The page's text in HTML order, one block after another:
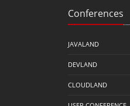
Conferences
JAVALAND
DEVLAND
CLOUDLAND